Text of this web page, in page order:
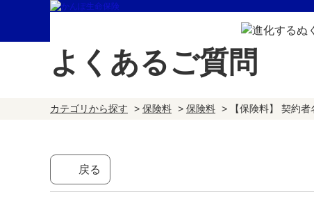
よくあるご質問
カテゴリから探す > 保険料 > 保険料 > 【保険料】 契約
戻る